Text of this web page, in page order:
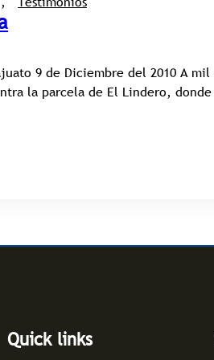
9 de Diciembre del 2010 A
la parcela de El Lindero,
Quick links